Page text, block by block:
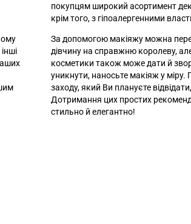
покупцям широкий асортимент
крім того, з гіпоалергенними
За допомогою макіяжу можна
дівчину на справжню королеву,
косметики також може дати й
уникнути, наносьте макіяж у міру.
заходу, який Ви плануєте
Дотримання цих простих
стильно й елегантно!